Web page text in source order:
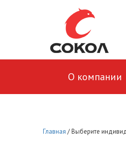
О компании
Главная /Выберите